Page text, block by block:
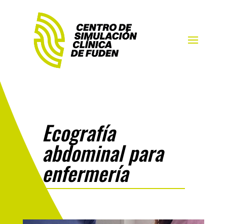
Ecografía
abdominal para
enfermería